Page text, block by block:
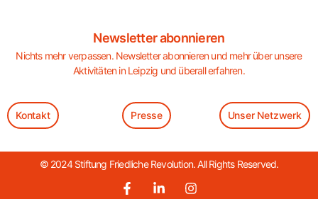
Newsletter abonnieren
Nichts mehr verpassen. Newsletter abonnieren und mehr über unsere
Aktivitäten in Leipzig und überall erfahren.
Kontakt Presse Unser Netzwerk
© 2024 Stiftung Friedliche Revolution. All Rights Reserved.